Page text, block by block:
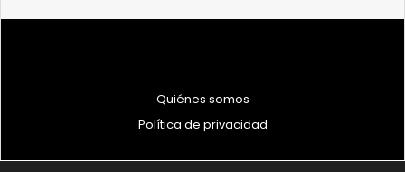
Quiénes somos
Política de privacidad